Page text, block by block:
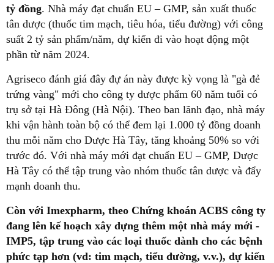
tỷ đồng. Nhà máy đạt chuẩn EU – GMP, sản xuất thuốc
tân dược (thuốc tim mạch, tiêu hóa, tiểu đường) với công
suất 2 tỷ sản phẩm/năm, dự kiến đi vào hoạt động một
phần từ năm 2024.
Agriseco đánh giá đây đự án này được kỳ vọng là "gà đẻ
trứng vàng" mới cho công ty dược phẩm 60 năm tuổi có
trụ sở tại Hà Đông (Hà Nội). Theo ban lãnh đạo, nhà máy
khi vận hành toàn bộ có thể đem lại 1.000 tỷ đồng doanh
thu mỗi năm cho Dược Hà Tây, tăng khoảng 50% so với
trước đó. Với nhà máy mới đạt chuẩn EU – GMP, Dược
Hà Tây có thể tập trung vào nhóm thuốc tân dược và đẩy
mạnh doanh thu.
Còn với Imexpharm, theo Chứng khoán ACBS công ty
đang lên kế hoạch xây dựng thêm một nhà máy mới -
IMP5, tập trung vào các loại thuốc dành cho các bệnh
phức tạp hơn (vd: tim mạch, tiểu đường, v.v.), dự kiến